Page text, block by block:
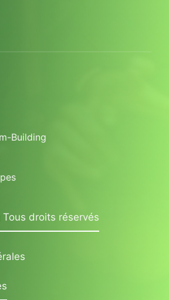
Building
droits réservés